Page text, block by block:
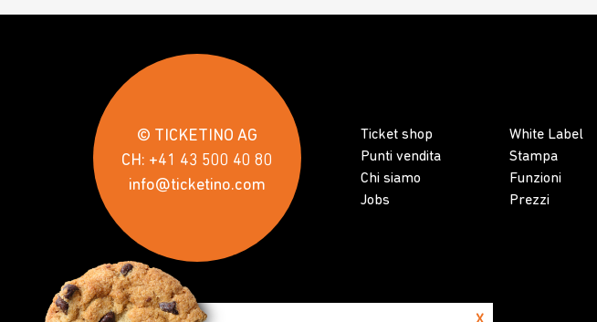
© TICKETINO AG
CH: +41 43 500 40 80
info@ticketino.com
Ticket shop
Punti vendita
Chi siamo
Jobs
White Label
Stampa
Funzioni
Prezzi